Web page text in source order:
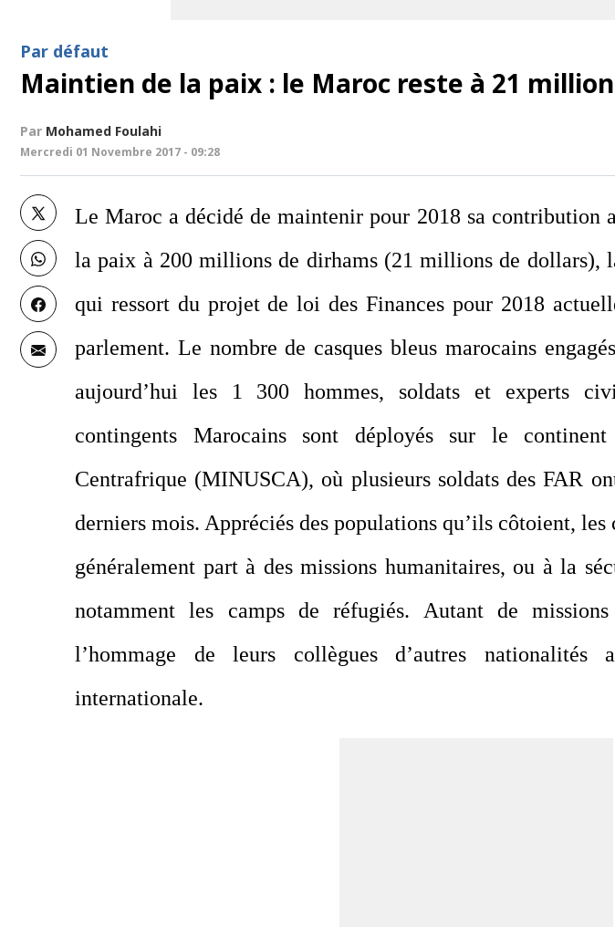
Par défaut
Maintien de la paix : le Maroc reste à 21
Par Mohamed Foulahi
Mercredi 01 Novembre 2017 - 09:28
Le Maroc a décidé de maintenir pour 2018 sa contribution
la paix à 200 millions de dirhams (21 millions de dollars),
qui ressort du projet de loi des Finances pour 2018
parlement. Le nombre de casques bleus marocains
aujourd’hui les 1 300 hommes, soldats et experts
contingents Marocains sont déployés sur le
Centrafrique (MINUSCA), où plusieurs soldats des FAR
derniers mois. Appréciés des populations qu’ils côtoient,
généralement part à des missions humanitaires, ou à la
notamment les camps de réfugiés. Autant de
l’hommage de leurs collègues d’autres nationalités
internationale.